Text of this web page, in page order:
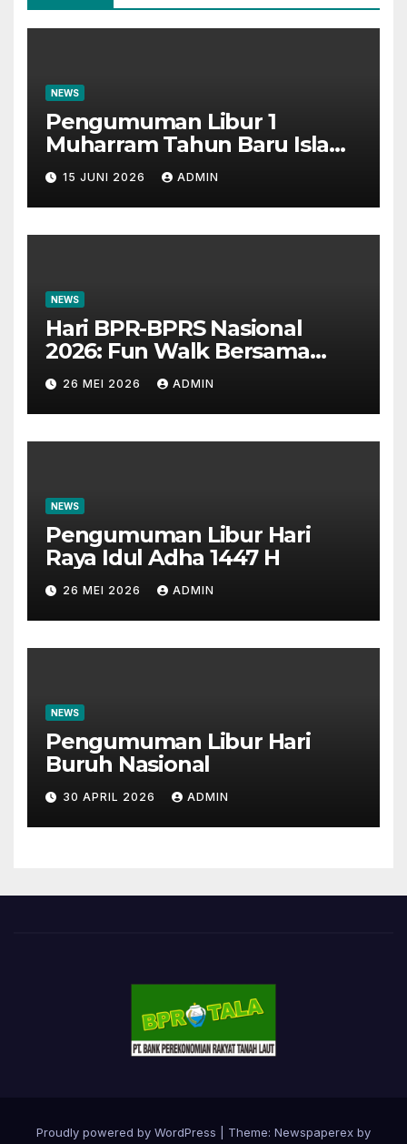
NEWS
Pengumuman Libur 1
Muharram Tahun Baru Islam
1448H
15 JUNI 2026 ADMIN
NEWS
Hari BPR-BPRS Nasional
2026: Fun Walk Bersama
Masyarakat dan Insan
Perbankan
26 MEI 2026 ADMIN
NEWS
Pengumuman Libur Hari
Raya Idul Adha 1447 H
26 MEI 2026 ADMIN
NEWS
Pengumuman Libur Hari
Buruh Nasional
30 APRIL 2026 ADMIN
Proudly powered by WordPress Theme: Newspaperex by